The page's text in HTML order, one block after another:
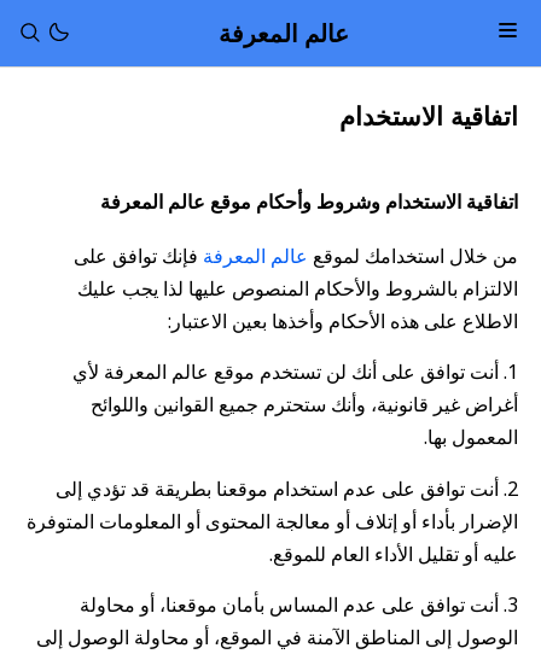
عالم المعرفة
اتفاقية الاستخدام
اتفاقية الاستخدام وشروط وأحكام موقع عالم المعرفة
من خلال استخدامك لموقع عالم المعرفة فإنك توافق على
الالتزام بالشروط والأحكام المنصوص عليها لذا يجب عليك
الاطلاع على هذه الأحكام وأخذها بعين الاعتبار:
1. أنت توافق على أنك لن تستخدم موقع عالم المعرفة لأي
أغراض غير قانونية، وأنك ستحترم جميع القوانين واللوائح
المعمول بها.
2. أنت توافق على عدم استخدام موقعنا بطريقة قد تؤدي إلى
الإضرار بأداء أو إتلاف أو معالجة المحتوى أو المعلومات المتوفرة
عليه أو تقليل الأداء العام للموقع.
3. أنت توافق على عدم المساس بأمان موقعنا، أو محاولة
الوصول إلى المناطق الآمنة في الموقع، أو محاولة الوصول إلى